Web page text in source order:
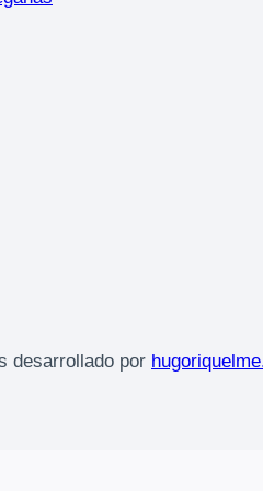
desarrollado por